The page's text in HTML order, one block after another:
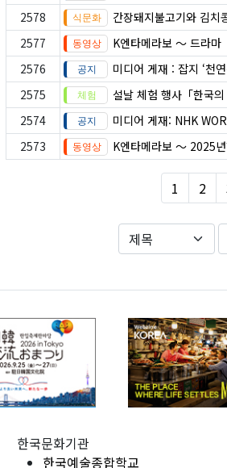
2578
간장돼지불고기와 김치
2577
K엔타메라보 ～ 드라마
2576
미디어 게재 : 잡지 ‘천
2575
설날 체험 행사「한국의
2574
미디어 게재: NHK
2573
K엔타메라보 ～ 2025
1 2
한국문화기관
한국예술종합학교